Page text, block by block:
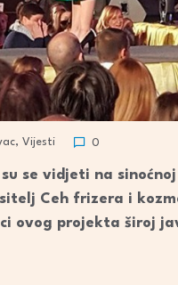
, Vijesti 0
se vidjeti na
Ceh frizera i
ovog projekta široj